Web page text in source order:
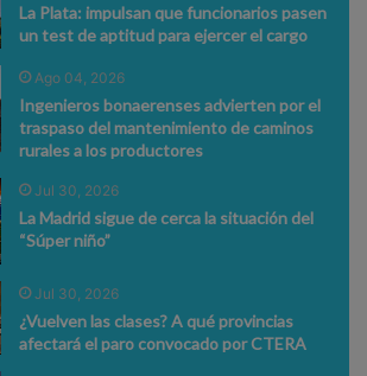
La Plata: impulsan que funcionarios pasen
un test de aptitud para ejercer el cargo
Ago 04, 2026
Ingenieros bonaerenses advierten por el
traspaso del mantenimiento de caminos
rurales a los productores
Jul 30, 2026
La Madrid sigue de cerca la situación del
“Súper niño”
Jul 30, 2026
¿Vuelven las clases? A qué provincias
afectará el paro convocado por CTERA